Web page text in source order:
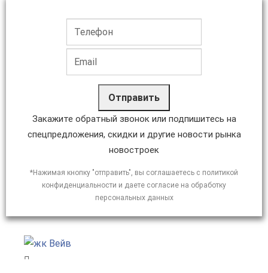
Отправить
Закажите обратный звонок или подпишитесь на
спецпредложения, скидки и другие новости рынка
новостроек
*Нажимая кнопку "отправить", вы соглашаетесь с политикой
конфиденциальности и даете согласие на обработку
персональных данных